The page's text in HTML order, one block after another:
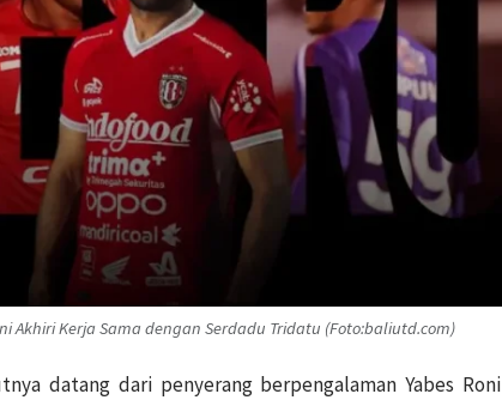
Akhiri Kerja Sama dengan Serdadu Tridatu (Foto:baliutd.com)
datang dari penyerang berpengalaman Yabes Roni